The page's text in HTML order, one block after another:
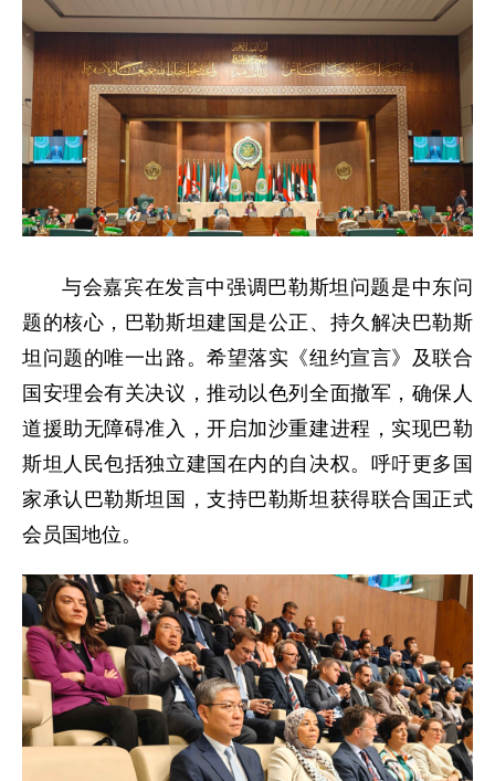
与会嘉宾在发言中强调巴勒斯坦问题是中东问
题的核心，巴勒斯坦建国是公正、持久解决巴勒斯
坦问题的唯一出路。希望落实《纽约宣言》及联合
国安理会有关决议，推动以色列全面撤军，确保人
道援助无障碍准入，开启加沙重建进程，实现巴勒
斯坦人民包括独立建国在内的自决权。呼吁更多国
家承认巴勒斯坦国，支持巴勒斯坦获得联合国正式
会员国地位。